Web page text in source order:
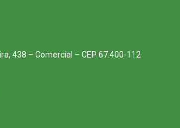
438 – Comercial – CEP 67.400-112